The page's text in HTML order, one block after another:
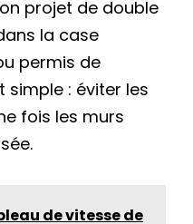
projet de double
la case
permis de
simple : éviter les
fois les murs
de vitesse de